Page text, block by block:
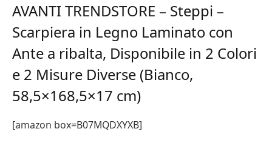
AVANTI TRENDSTORE – Steppi –
Scarpiera in Legno Laminato con
Ante a ribalta, Disponibile in 2 Colori
e 2 Misure Diverse (Bianco,
58,5×168,5×17 cm)
[amazon box=B07MQDXYXB]